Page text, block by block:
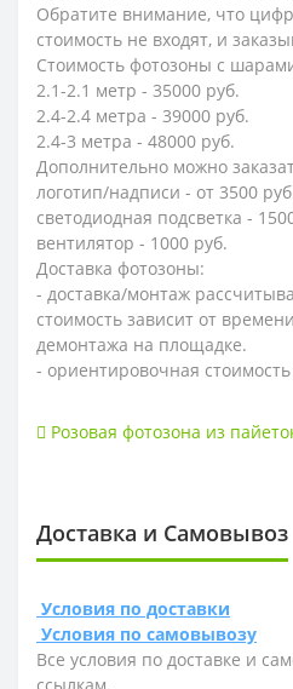
Обратите внимание, что
стоимость не входят, и
Стоимость фотозоны с
2.1-2.1 метр - 35000 руб.
2.4-2.4 метра - 39000 руб.
2.4-3 метра - 48000 руб.
Дополнительно можно
логотип/надписи - от 3500
светодиодная подсветка -
вентилятор - 1000 руб.
Доставка фотозоны:
- доставка/монтаж
стоимость зависит от
демонтажа на площадке.
- ориентировочная
Розовая фотозона из
Доставка и Самовывоз
Условия по доставки
Условия по самовывозу
Все условия по доставке и